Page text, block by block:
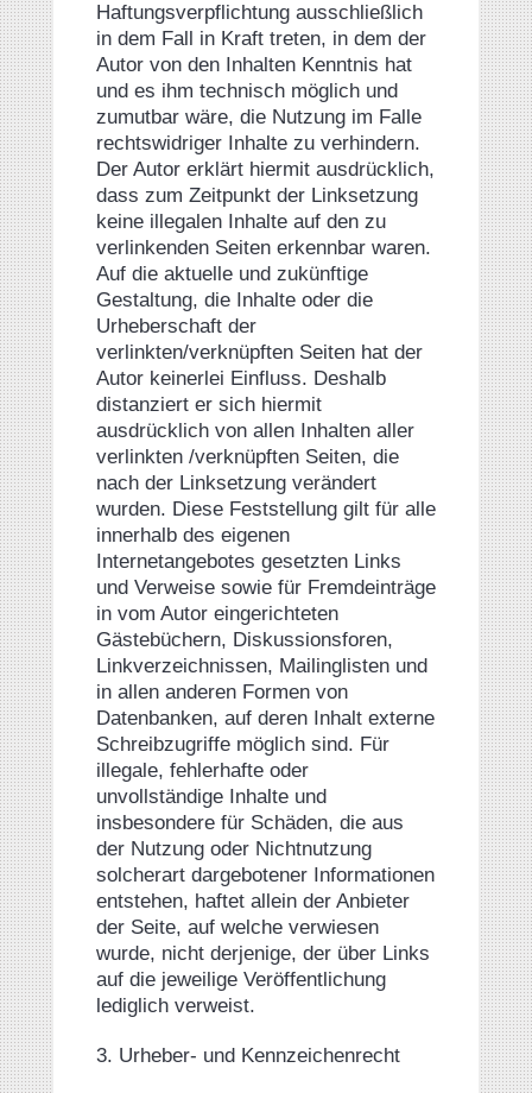
Haftungsverpflichtung ausschließlich
in dem Fall in Kraft treten, in dem der
Autor von den Inhalten Kenntnis hat
und es ihm technisch möglich und
zumutbar wäre, die Nutzung im Falle
rechtswidriger Inhalte zu verhindern.
Der Autor erklärt hiermit ausdrücklich,
dass zum Zeitpunkt der Linksetzung
keine illegalen Inhalte auf den zu
verlinkenden Seiten erkennbar waren.
Auf die aktuelle und zukünftige
Gestaltung, die Inhalte oder die
Urheberschaft der
verlinkten/verknüpften Seiten hat der
Autor keinerlei Einfluss. Deshalb
distanziert er sich hiermit
ausdrücklich von allen Inhalten aller
verlinkten /verknüpften Seiten, die
nach der Linksetzung verändert
wurden. Diese Feststellung gilt für alle
innerhalb des eigenen
Internetangebotes gesetzten Links
und Verweise sowie für Fremdeinträge
in vom Autor eingerichteten
Gästebüchern, Diskussionsforen,
Linkverzeichnissen, Mailinglisten und
in allen anderen Formen von
Datenbanken, auf deren Inhalt externe
Schreibzugriffe möglich sind. Für
illegale, fehlerhafte oder
unvollständige Inhalte und
insbesondere für Schäden, die aus
der Nutzung oder Nichtnutzung
solcherart dargebotener Informationen
entstehen, haftet allein der Anbieter
der Seite, auf welche verwiesen
wurde, nicht derjenige, der über Links
auf die jeweilige Veröffentlichung
lediglich verweist.
3. Urheber- und Kennzeichenrecht